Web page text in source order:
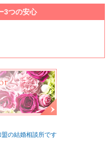
3つの安心
の結婚相談所です